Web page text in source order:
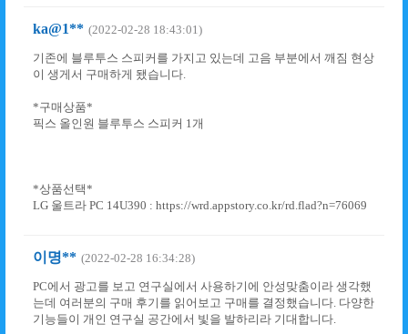
ka@1** (2022-02-28 18:43:01)
기존에 블루투스 스피커를 가지고 있는데 고음 부분에서 깨짐 현상
이 생게서 구매하게 됐습니다.
*구매상품*
픽스 올인원 블루투스 스피커 1개
*상품선택*
LG 울트라 PC 14U390 : https://wrd.appstory.co.kr/rd.flad?n=76069
이명** (2022-02-28 16:34:28)
PC에서 광고를 보고 연구실에서 사용하기에 안성맞춤이라 생각했
는데 여러분의 구매 후기를 읽어보고 구매를 결정했습니다. 다양한
기능들이 개인 연구실 공간에서 빛을 발하리라 기대합니다.